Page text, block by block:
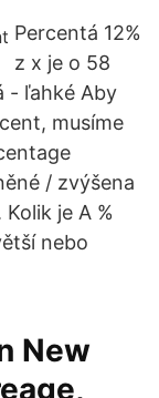
Percentá 12%
z x je o 58
- ľahké Aby
musíme
/ zvýšena
je A %
nebo
New